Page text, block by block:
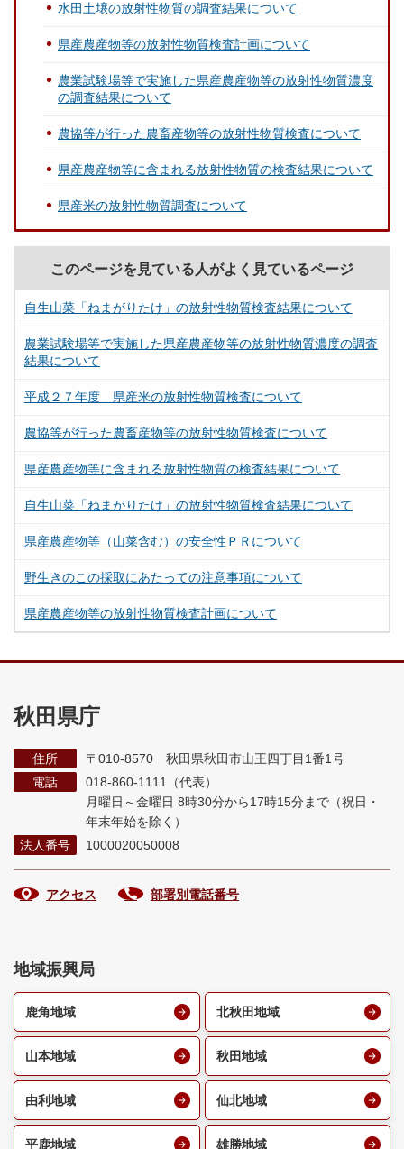
水田土壌の放射性物質の調査結果について
県産農産物等の放射性物質検査計画について
農業試験場等で実施した県産農産物等の放射性物質濃度
の調査結果について
農協等が行った農畜産物等の放射性物質検査について
県産農産物等に含まれる放射性物質の検査結果について
県産米の放射性物質調査について
このページを見ている人がよく見ているページ
自生山菜「ねまがりたけ」の放射性物質検査結果について
農業試験場等で実施した県産農産物等の放射性物質濃度の調査
結果について
平成２７年度 県産米の放射性物質検査について
農協等が行った農畜産物等の放射性物質検査について
県産農産物等に含まれる放射性物質の検査結果について
自生山菜「ねまがりたけ」の放射性物質検査結果について
県産農産物等（山菜含む）の安全性ＰＲについて
野生きのこの採取にあたっての注意事項について
県産農産物等の放射性物質検査計画について
秋田県庁
住所
〒010-8570 秋田県秋田市山王四丁目1番1号
電話
018-860-1111（代表）
月曜日～金曜日 8時30分から17時15分まで （祝日・
年末年始を除く）
法人番号
1000020050008
アクセス 部署別電話番号
地域振興局
鹿角地域 北秋田地域
山本地域 秋田地域
由利地域 仙北地域
平鹿地域 雄勝地域